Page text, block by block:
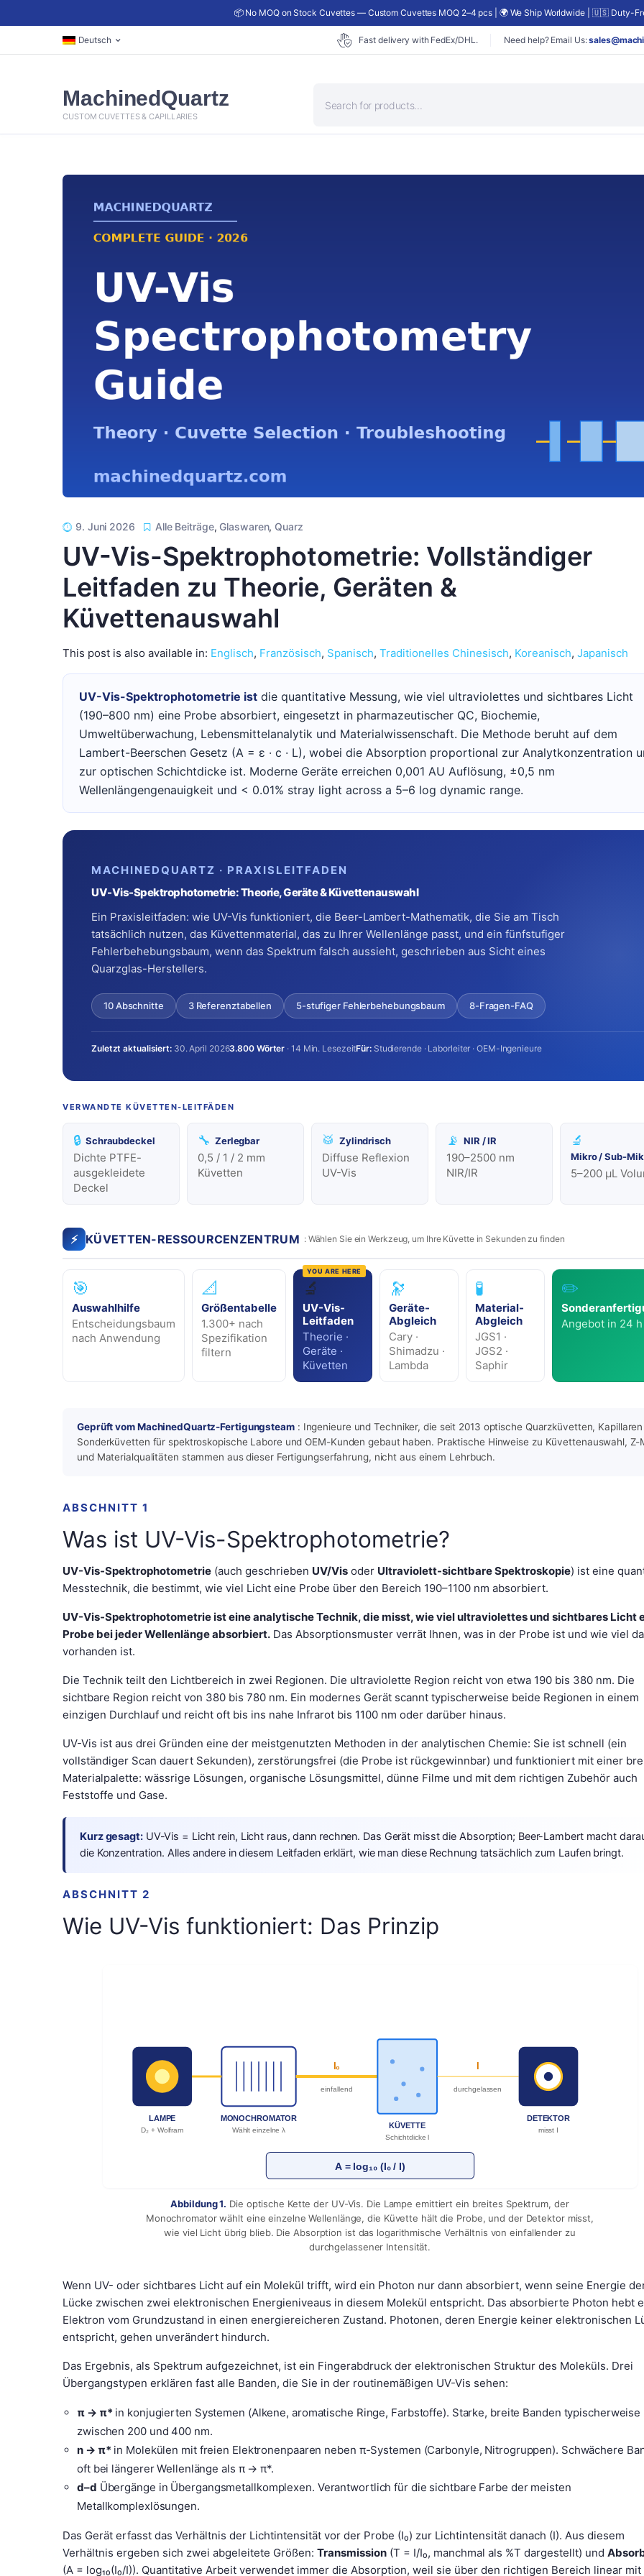
📦 No MOQ on Stock Cuvettes — Custom Cuvettes MOQ 2–4 pcs | 🌍 We Ship Worldwide | 🇺🇸 Duty-
Deutsch Fast delivery with FedEx/DHL. Need help? Email Us:
MachinedQuartz
CUSTOM CUVETTES & CAPILLARIES
search
9. Juni 2026 Alle Beiträge, Glaswaren, Quarz
UV-Vis-Spektrophotometrie: Vollständiger
Leitfaden zu Theorie, Geräten &
Küvettenauswahl
This post is also available in: Englisch Französisch Spanisch Traditionelles Chinesisch Koreanisch Japanisch
UV-Vis-Spektrophotometrie ist die quantitative Messung, wie viel ultraviolettes und sichtbares Licht
(190–800 nm) eine Probe absorbiert, eingesetzt in pharmazeutischer QC, Biochemie,
Umweltüberwachung, Lebensmittelanalytik und Materialwissenschaft. Die Methode beruht auf dem
Lambert-Beerschen Gesetz (A = ε · c · L), wobei die Absorption proportional zur Analytkonzentration
zur optischen Schichtdicke ist. Moderne Geräte erreichen 0,001 AU Auflösung, ±0,5 nm
Wellenlängengenauigkeit und < 0.01% stray light across a 5–6 log dynamic range.
MACHINEDQUARTZ · PRAXISLEITFADEN
UV-Vis-Spektrophotometrie: Theorie, Geräte & Küvettenauswahl
Ein Praxisleitfaden: wie UV-Vis funktioniert, die Beer-Lambert-Mathematik, die Sie am Tisch
tatsächlich nutzen, das Küvettenmaterial, das zu Ihrer Wellenlänge passt, und ein fünfstufiger
Fehlerbehebungsbaum, wenn das Spektrum falsch aussieht, geschrieben aus Sicht eines
Quarzglas-Herstellers.
10 Abschnitte 3 Referenztabellen 5-stufiger Fehlerbehebungsbaum 8-Fragen-FAQ
Zuletzt aktualisiert:30. April 20263.800 Wörter · 14 Min. LesezeitFür:Studierende · Laborleiter · OEM-Ingenieure
VERWANDTE KÜVETTEN-LEITFÄDEN
🔒 Schraubdeckel
Dichte PTFE-
ausgekleidete
Deckel
🔧 Zerlegbar
0,5 / 1 / 2 mm
Küvetten
🥁 Zylindrisch
Diffuse Reflexion
UV-Vis
📡 NIR / IR
190–2500 nm
NIR/IR
🔬
Mikro / Sub-
5–200 µL
⚡ KÜVETTEN-RESSOURCENZENTRUM : Wählen Sie ein Werkzeug, um Ihre Küvette in Sekunden zu finden
🎯
Auswahlhilfe
Entscheidungsbaum
nach Anwendung
📐
Größentabelle
1.300+ nach
Spezifikation
filtern
🔬
UV-Vis-
Leitfaden
Theorie ·
Geräte ·
Küvetten
🔭
Geräte-
Abgleich
Cary ·
Shimadzu ·
Lambda
🧪
Material-
Abgleich
JGS1 ·
JGS2 ·
Saphir
✏️
Angebot in 24
Geprüft vom MachinedQuartz-Fertigungsteam: Ingenieure und Techniker, die seit 2013 optische Quarzküvetten,
Sonderküvetten für spektroskopische Labore und OEM-Kunden gebaut haben. Praktische Hinweise zu Küvettenauswahl, Z-
und Materialqualitäten stammen aus dieser Fertigungserfahrung, nicht aus einem Lehrbuch.
ABSCHNITT 1
Was ist UV-Vis-Spektrophotometrie?
UV-Vis-Spektrophotometrie (auch geschrieben UV/Vis oder Ultraviolett-sichtbare Spektroskopie) ist eine
Messtechnik, die bestimmt, wie viel Licht eine Probe über den Bereich 190–1100 nm absorbiert.
UV-Vis-Spektrophotometrie ist eine analytische Technik, die misst, wie viel ultraviolettes und sichtbares Licht
Probe bei jeder Wellenlänge absorbiert. Das Absorptionsmuster verrät Ihnen, was in der Probe ist und wie viel
vorhanden ist.
Die Technik teilt den Lichtbereich in zwei Regionen. Die ultraviolette Region reicht von etwa 190 bis 380 nm. Die
sichtbare Region reicht von 380 bis 780 nm. Ein modernes Gerät scannt typischerweise beide Regionen in einem
einzigen Durchlauf und reicht oft bis ins nahe Infrarot bis 1100 nm oder darüber hinaus.
UV-Vis ist aus drei Gründen eine der meistgenutzten Methoden in der analytischen Chemie: Sie ist schnell (ein
vollständiger Scan dauert Sekunden), zerstörungsfrei (die Probe ist rückgewinnbar) und funktioniert mit einer
Materialpalette: wässrige Lösungen, organische Lösungsmittel, dünne Filme und mit dem richtigen Zubehör auch
Feststoffe und Gase.
Kurz gesagt:UV-Vis = Licht rein, Licht raus, dann rechnen. Das Gerät misst die Absorption; Beer-Lambert macht
die Konzentration. Alles andere in diesem Leitfaden erklärt, wie man diese Rechnung tatsächlich zum Laufen bringt.
ABSCHNITT 2
Wie UV-Vis funktioniert: Das Prinzip
LAMPE
D₂ + Wolfram
MONOCHROMATOR
Wählt einzelne λ
I₀
einfallend
KÜVETTE
Schichtdicke l
I
durchgelassen
DETEKTOR
misst I
A = log₁₀ (I₀ / I)
Abbildung 1. Die optische Kette der UV-Vis. Die Lampe emittiert ein breites Spektrum, der
Monochromator wählt eine einzelne Wellenlänge, die Küvette hält die Probe, und der Detektor misst,
wie viel Licht übrig blieb. Die Absorption ist das logarithmische Verhältnis von einfallender zu
durchgelassener Intensität.
Wenn UV- oder sichtbares Licht auf ein Molekül trifft, wird ein Photon nur dann absorbiert, wenn seine Energie
Lücke zwischen zwei elektronischen Energieniveaus in diesem Molekül entspricht. Das absorbierte Photon hebt
Elektron vom Grundzustand in einen energiereicheren Zustand. Photonen, deren Energie keiner elektronischen
entspricht, gehen unverändert hindurch.
Das Ergebnis, als Spektrum aufgezeichnet, ist ein Fingerabdruck der elektronischen Struktur des Moleküls. Drei
Übergangstypen erklären fast alle Banden, die Sie in der routinemäßigen UV-Vis sehen:
π → π* in konjugierten Systemen (Alkene, aromatische Ringe, Farbstoffe). Starke, breite Banden typischerweise
zwischen 200 und 400 nm.
n → π* in Molekülen mit freien Elektronenpaaren neben π-Systemen (Carbonyle, Nitrogruppen). Schwächere
oft bei längerer Wellenlänge als π → π*.
d–d Übergänge in Übergangsmetallkomplexen. Verantwortlich für die sichtbare Farbe der meisten
Metallkomplexlösungen.
Das Gerät erfasst das Verhältnis der Lichtintensität vor der Probe (I₀) zur Lichtintensität danach (I). Aus diesem
Verhältnis ergeben sich zwei abgeleitete Größen: Transmission (T = I/I₀, manchmal als %T dargestellt) und
(A = log₁₀(I₀/I)). Quantitative Arbeit verwendet immer die Absorption, weil sie über den richtigen Bereich linear